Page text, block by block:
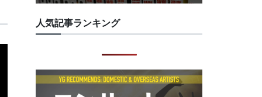
人気記事ランキング